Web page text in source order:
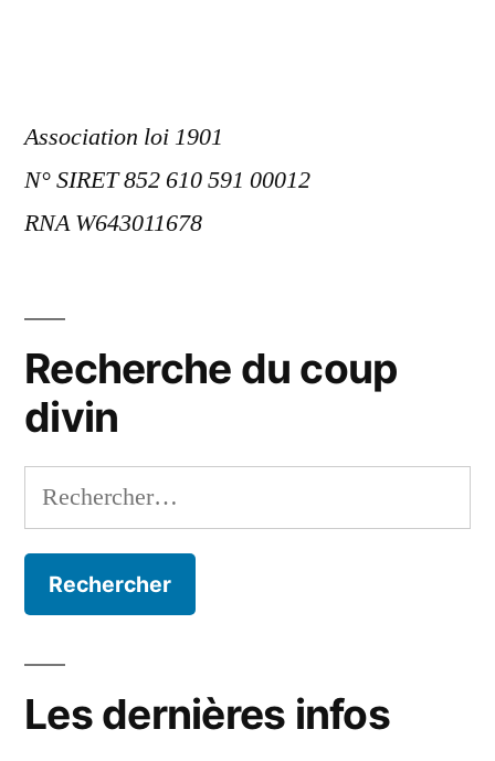
Association loi 1901
N° SIRET 852 610 591 00012
RNA W643011678
Recherche du coup
divin
Rechercher :
Les dernières infos